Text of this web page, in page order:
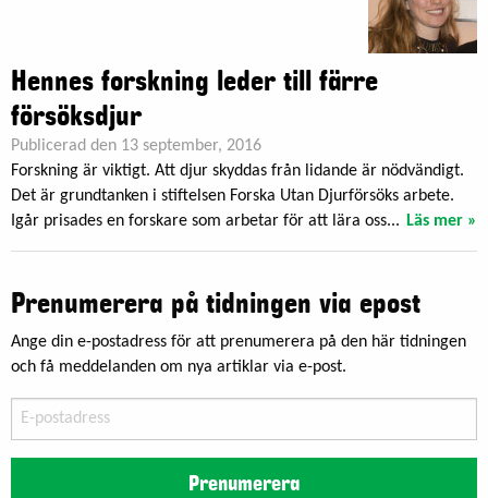
Hennes forskning leder till färre
försöksdjur
Publicerad den 13 september, 2016
Forskning är viktigt. Att djur skyddas från lidande är nödvändigt.
Det är grundtanken i stiftelsen Forska Utan Djurförsöks arbete.
Igår prisades en forskare som arbetar för att lära oss...
Läs mer »
Prenumerera på tidningen via epost
Ange din e-postadress för att prenumerera på den här tidningen
och få meddelanden om nya artiklar via e-post.
postadress
Prenumerera